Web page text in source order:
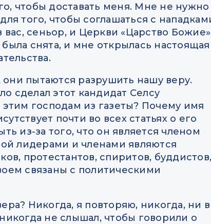
чтобы доставать меня. Мне не нужно
того, чтобы соглашаться с
сеньор, и Церкви «Царство
снята, и мне открылась настоящая
пытаются разрушить нашу веру.
сделал этот кандидат Селсу
господам из газеты? Почему имя
почти во всех статьях о его
из-за того, что он является членом
лидерами и членами являются
протестантов, спиритов, буддистов,
связаны с политическими
Никогда, я повторяю, никогда, ни в
не слышал, чтобы говорили о